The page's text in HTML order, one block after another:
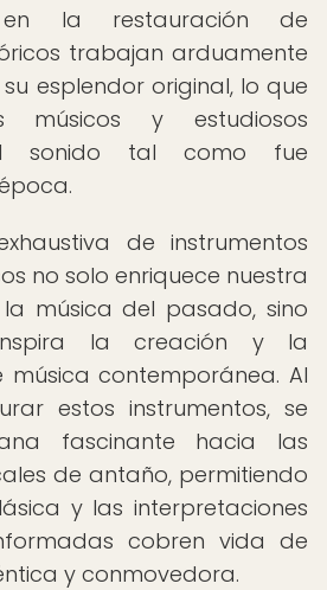
la restauración de
trabajan arduamente
esplendor original, lo que
y estudiosos
sonido tal como fue
de instrumentos
no solo enriquece nuestra
música del pasado, sino
la creación y la
contemporánea. Al
estos instrumentos, se
fascinante hacia las
de antaño, permitiendo
y las interpretaciones
cobren vida de
y conmovedora.